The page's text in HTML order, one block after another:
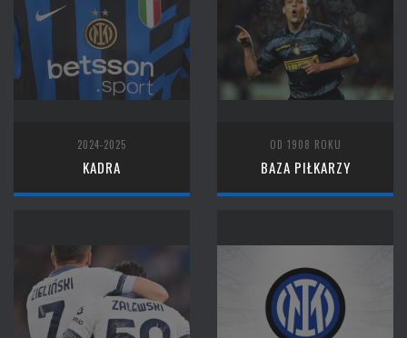
2024-2025
KADRA
OD 1908 ROKU
BAZA PIŁKARZY